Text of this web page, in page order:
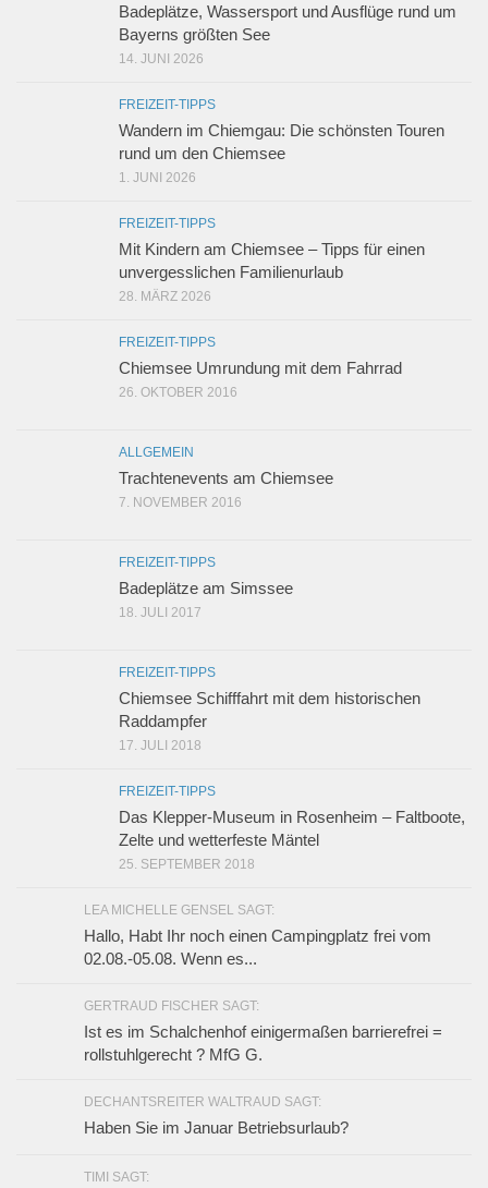
Badeplätze, Wassersport und Ausflüge rund um
Bayerns größten See
14. JUNI 2026
FREIZEIT-TIPPS
Wandern im Chiemgau: Die schönsten Touren
rund um den Chiemsee
1. JUNI 2026
FREIZEIT-TIPPS
Mit Kindern am Chiemsee – Tipps für einen
unvergesslichen Familienurlaub
28. MÄRZ 2026
FREIZEIT-TIPPS
Chiemsee Umrundung mit dem Fahrrad
26. OKTOBER 2016
ALLGEMEIN
Trachtenevents am Chiemsee
7. NOVEMBER 2016
FREIZEIT-TIPPS
Badeplätze am Simssee
18. JULI 2017
FREIZEIT-TIPPS
Chiemsee Schifffahrt mit dem historischen
Raddampfer
17. JULI 2018
FREIZEIT-TIPPS
Das Klepper-Museum in Rosenheim – Faltboote,
Zelte und wetterfeste Mäntel
25. SEPTEMBER 2018
LEA MICHELLE GENSEL SAGT:
Hallo, Habt Ihr noch einen Campingplatz frei vom
02.08.-05.08. Wenn es...
GERTRAUD FISCHER SAGT:
Ist es im Schalchenhof einigermaßen barrierefrei =
rollstuhlgerecht ? MfG G.
DECHANTSREITER WALTRAUD SAGT:
Haben Sie im Januar Betriebsurlaub?
TIMI SAGT: